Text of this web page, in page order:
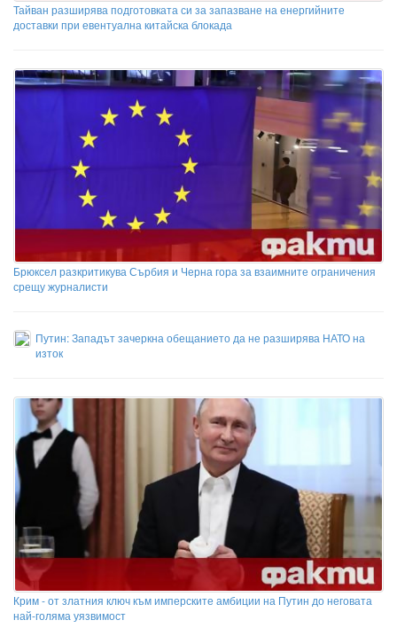
Тайван разширява подготовката си за запазване на енергийните
доставки при евентуална китайска блокада
Брюксел разкритикува Сърбия и Черна гора за взаимните ограничения
срещу журналисти
Путин: Западът зачеркна обещанието да не разширява НАТО на
изток
Крим - от златния ключ към имперските амбиции на Путин до неговата
най-голяма уязвимост